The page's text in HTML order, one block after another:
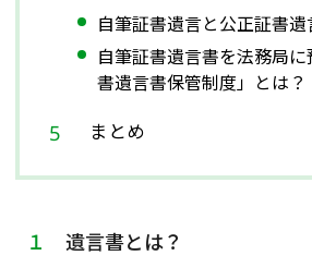
自筆証書遺言と公正証書遺
自筆証書遺言書を法務局
書遺言書保管制度」とは？
まとめ
１ 遺言書とは？
サイトマップ